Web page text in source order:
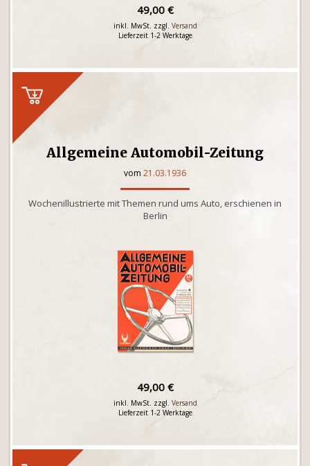
49,00 €
inkl. MwSt. zzgl. Versand
Lieferzeit 1-2 Werktage
Allgemeine Automobil-Zeitung
vom 21.03.1936
Wochenillustrierte mit Themen rund ums Auto, erschienen in
Berlin
49,00 €
inkl. MwSt. zzgl. Versand
Lieferzeit 1-2 Werktage